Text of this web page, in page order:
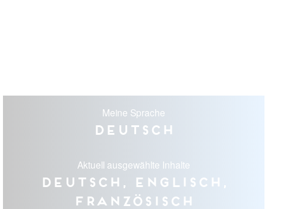
Meine Sprache
Deutsch
Aktuell ausgewählte Inhalte
Deutsch, Englisch,
Französisch